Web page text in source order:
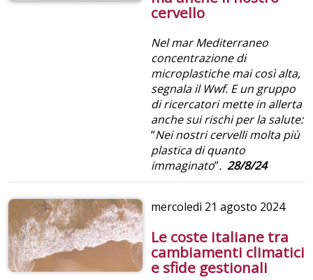
cervello
Nel mar Mediterraneo
concentrazione di
microplastiche mai così alta,
segnala il Wwf. E un gruppo
di ricercatori mette in allerta
anche sui rischi per la salute:
“Nei nostri cervelli molta più
plastica di quanto
immaginato”. 28/8/24
mercoledì 21 agosto 2024
Le coste italiane tra
cambiamenti climatici
e sfide gestionali